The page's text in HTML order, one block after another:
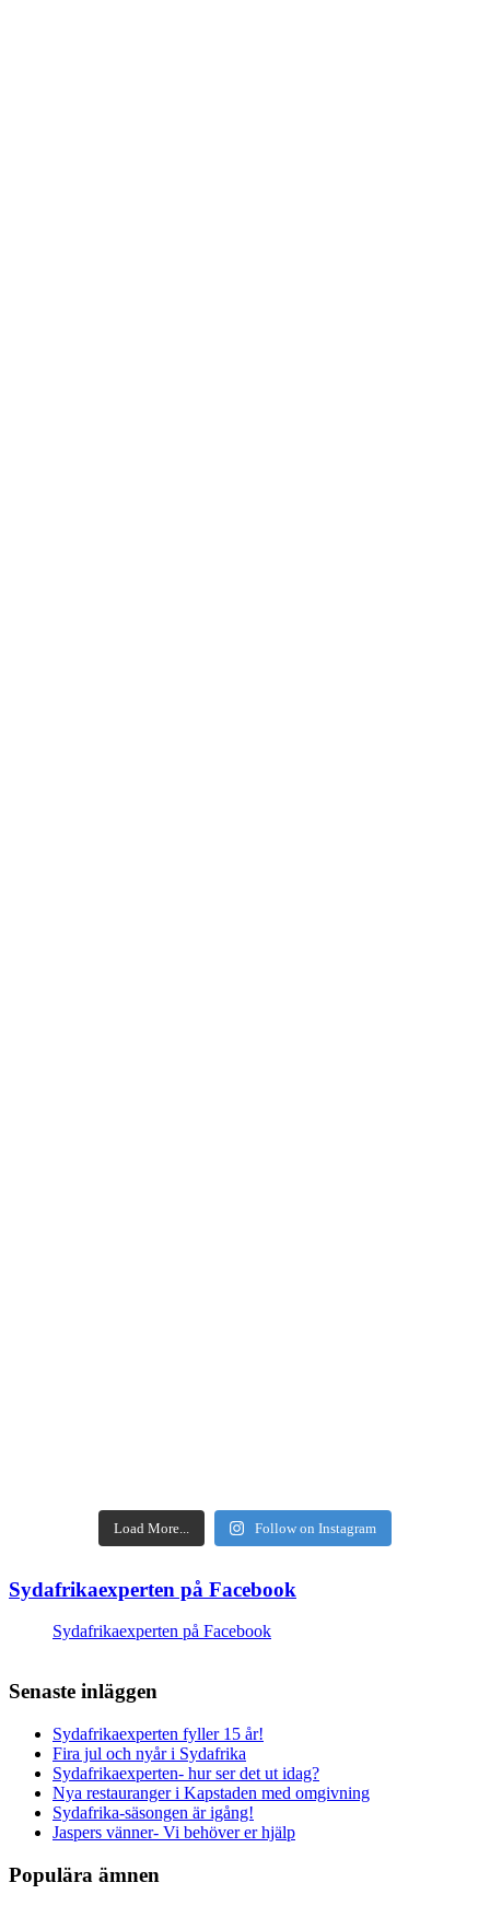
Load More... Follow on Instagram
Sydafrikaexperten på Facebook
Sydafrikaexperten på Facebook
Senaste inläggen
Sydafrikaexperten fyller 15 år!
Fira jul och nyår i Sydafrika
Sydafrikaexperten- hur ser det ut idag?
Nya restauranger i Kapstaden med omgivning
Sydafrika-säsongen är igång!
Jaspers vänner- Vi behöver er hjälp
Populära ämnen